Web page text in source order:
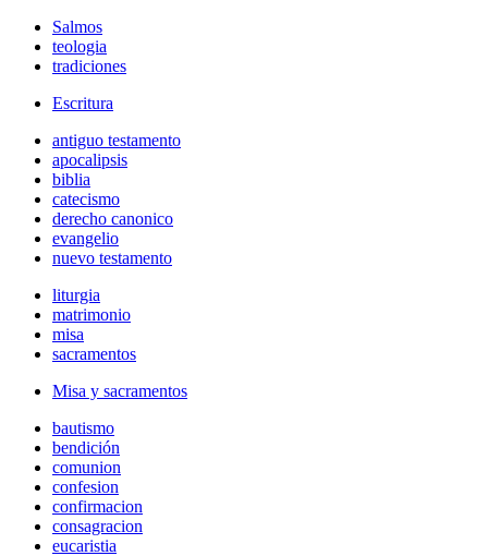
Salmos
teologia
tradiciones
Escritura
antiguo testamento
apocalipsis
biblia
catecismo
derecho canonico
evangelio
nuevo testamento
liturgia
matrimonio
misa
sacramentos
Misa y sacramentos
bautismo
bendición
comunion
confesion
confirmacion
consagracion
eucaristia